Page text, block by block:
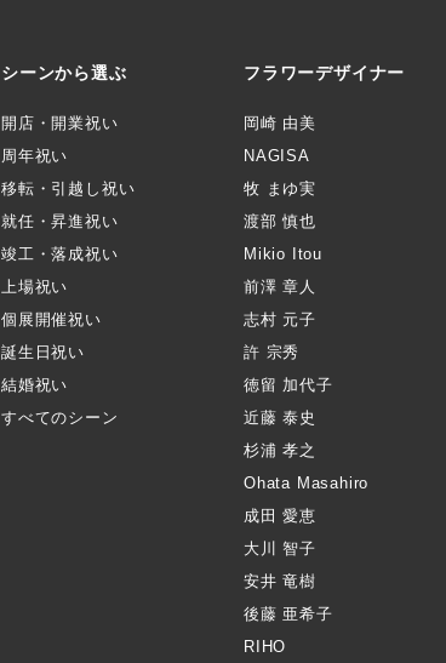
シーンから選ぶ
開店・開業祝い
周年祝い
移転・引越し祝い
就任・昇進祝い
竣工・落成祝い
上場祝い
個展開催祝い
誕生日祝い
結婚祝い
すべてのシーン
フラワーデザイナー
岡崎 由美
NAGISA
牧 まゆ実
渡部 慎也
Mikio Itou
前澤 章人
志村 元子
許 宗秀
徳留 加代子
近藤 泰史
杉浦 孝之
Ohata Masahiro
成田 愛恵
大川 智子
安井 竜樹
後藤 亜希子
RIHO